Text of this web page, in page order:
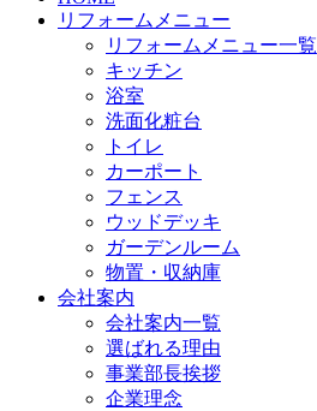
リフォームメニュー
リフォームメニュー一覧
キッチン
浴室
洗面化粧台
トイレ
カーポート
フェンス
ウッドデッキ
ガーデンルーム
物置・収納庫
会社案内
会社案内一覧
選ばれる理由
事業部長挨拶
企業理念